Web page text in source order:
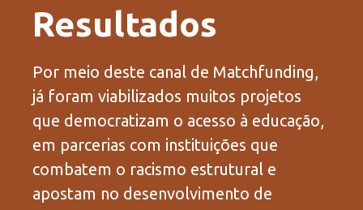
Resultados
Por meio deste canal de Matchfunding,
já foram viabilizados muitos projetos
que democratizam o acesso à educação,
em parcerias com instituições que
combatem o racismo estrutural e
apostam no desenvolvimento de